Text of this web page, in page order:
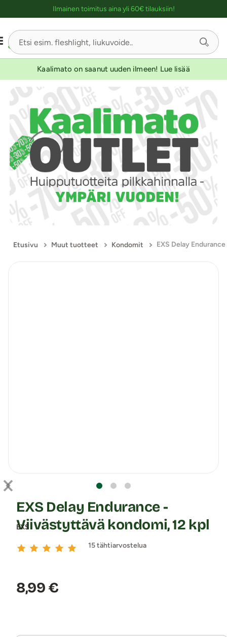
Ilmainen toimitus aina yli 60€ tilauksiin!
Kaalimato on saanut uuden ilmeen! Lue lisää
Etusivu Muut tuotteet Kondomit
EXS
EXS Delay Endurance -
Viivästyttävä kondomi, 12 kpl
15 tähtiarvostelua
Hinta:
8,99 €